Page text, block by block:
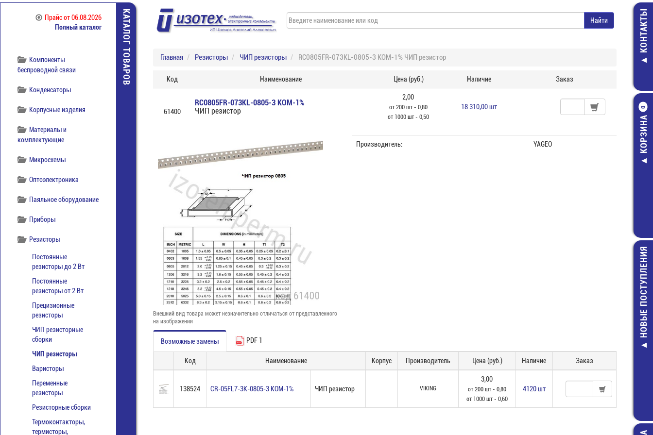
Прайсот 06.08.2026
Полный каталог
Коммутация
Компоненты
беспроводной связи
Конденсаторы
Корпусные изделия
Материалы и
комплектующие
Микросхемы
Оптоэлектроника
Паяльное оборудование
Приборы
Резисторы
Постоянные
резисторы до 2 Вт
Постоянные
резисторы от 2 Вт
Прецизионные
резисторы
ЧИП резисторные
сборки
ЧИП резисторы
Варисторы
Переменные
резисторы
Резисторные сборки
Термоконтакторы,
термисторы,
КАТАЛОГ ТОВАРОВ КОНТАКТЫ
КОРЗИНА
0
FSMD005-
самовосст. /
НОВЫЕ ПОСТУПЛЕНИЯ
Главная Резисторы ЧИП резисторы RC0805FR-073KL-0805-3 КОМ-1% ЧИП резистор
Код Наименование Цена (руб.) Наличие Заказ
61400
RC0805FR-073KL-0805-3 КОМ-1%
ЧИП резистор
2,00
от 200 шт - 0,80
от 1000 шт - 0,50
18 310,00 шт
Внешний вид товара может незначительно отличаться от представленного
на изображении
Производитель: YAGEO
Возможные замены PDF 1
Код Наименование Корпус Производитель Цена (руб.) Наличие Заказ
138524 CR-05FL7-3K-0805-3 КОМ-1% ЧИП резистор VIKING
3,00
от 200 шт - 0,80
от 1000 шт - 0,60
4120 шт